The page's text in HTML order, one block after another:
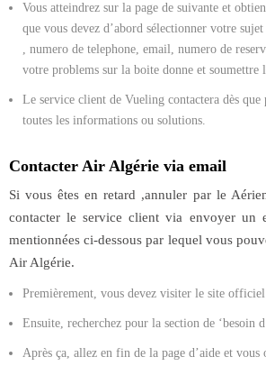
Vous atteindrez sur la page de suivante et
que vous devez d’abord sélectionner votre
, numero de telephone, email, numero de
votre problems sur la boite donne et soumettre
Le service client de Vueling contactera dès
toutes les informations ou solutions.
Contacter Air Algérie via email
Si vous êtes en retard ,annuler par le
contacter le service client via envoyer un
mentionnées ci-dessous par lequel vous
Air Algérie.
Premièrement, vous devez visiter le site
Ensuite, recherchez pour la section de ‘besoin
Après ça, allez en fin de la page d’aide et vous